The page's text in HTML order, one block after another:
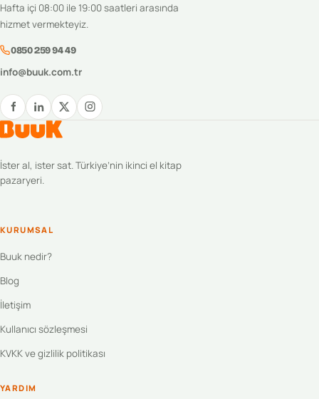
Hafta içi 08:00 ile 19:00 saatleri arasında
hizmet vermekteyiz.
0850 259 94 49
info@buuk.com.tr
İster al, ister sat. Türkiye’nin ikinci el kitap
pazaryeri.
KURUMSAL
Buuk nedir?
Blog
İletişim
Kullanıcı sözleşmesi
KVKK ve gizlilik politikası
YARDIM